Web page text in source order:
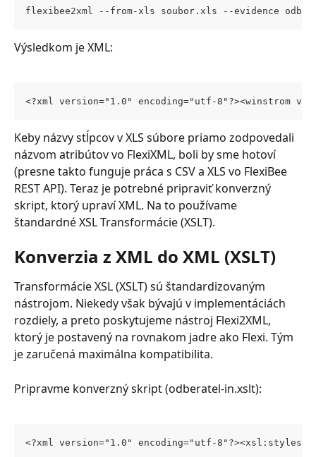
flexibee2xml --from-xls soubor.xls --evidence
Výsledkom je XML:
<?xml version="1.0" encoding="utf-8"?><winstrom
Keby názvy stĺpcov v XLS súbore priamo zodpovedali
názvom atribútov vo FlexiXML, boli by sme hotoví
(presne takto funguje práca s CSV a XLS vo FlexiBee
REST API). Teraz je potrebné pripraviť konverzný
skript, ktorý upraví XML. Na to používame
štandardné XSL Transformácie (XSLT).
Konverzia z XML do XML (XSLT)
Transformácie XSL (XSLT) sú štandardizovaným
nástrojom. Niekedy však bývajú v implementáciách
rozdiely, a preto poskytujeme nástroj Flexi2XML,
ktorý je postavený na rovnakom jadre ako Flexi. Tým
je zaručená maximálna kompatibilita.
Pripravme konverzný skript (odberatel-in.xslt):
<?xml version="1.0" encoding="utf-